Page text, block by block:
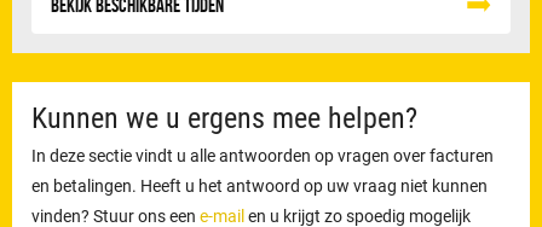
Bekijk beschikbare tijden
Kunnen we u ergens mee helpen?
In deze sectie vindt u alle antwoorden op vragen over facturen
en betalingen. Heeft u het antwoord op uw vraag niet kunnen
vinden? Stuur ons eene-mail en u krijgt zo spoedig mogelijk